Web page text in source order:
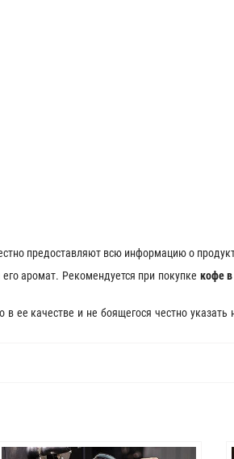
предоставляют всю информацию о
аромат. Рекомендуется при покупке кофе в
ее качестве и не боящегося честно